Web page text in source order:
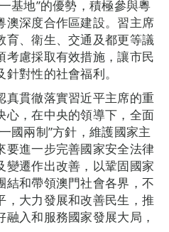
基地”的優勢，積極參與粵
澳深度合作區建設。習主席
育、衛生、交通及都更等議
考慮採取有效措施，讓市民
對性的社會福利。
真貫徹落實習近平主席的重
心，在中央的領導下，全面
國兩制”方針，維護國家主
要進一步完善國家安全法律
變遷作出改善，以鞏固國家
結和帶領澳門社會各界，不
，大力發展和改善民生，推
入和服務國家發展大局，